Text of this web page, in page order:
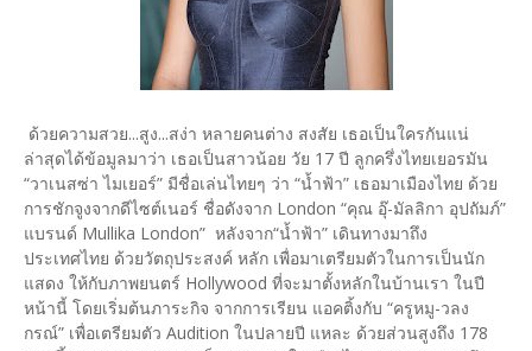
ด้วยความสวย...สูง...สง่า หลายคนต่าง สงสัย เธอเป็นใครกันแน่
ล่าสุดได้ข้อมูลมาว่า เธอเป็นสาวน้อย วัย 17 ปี ลูกครึ่งไทยเยอรมัน
“วาเนสซ่า ไมเยอร์” มีชื่อเล่นไทยๆ ว่า “น้ำฟ้า” เธอมาเมืองไทย ด้วย
การชักจูงจากดีไซต์เนอร์ ชื่อดังจาก London “คุณ อุ๊-มัลลิกา อุปถัมภ์”
แบรนด์ Mullika London” หลังจาก“น้ำฟ้า” เดินทางมาถึง
ประเทศไทย ด้วยวัตถุประสงค์ หลัก เพื่อมาเตรียมตัวในการเป็นนัก
แสดง ให้กับภาพยนตร์ Hollywood ที่จะมาตั้งหลักในบ้านเรา ในปี
หน้านี้ โดยเริ่มต้นภาระกิจ จากการเรียน แอคติ้งกับ “ครูหมู-วลง
กรณ์” เพื่อเตรียมตัว Audition ในปลายปี แหละ ด้วยส่วนสูงถึง 178